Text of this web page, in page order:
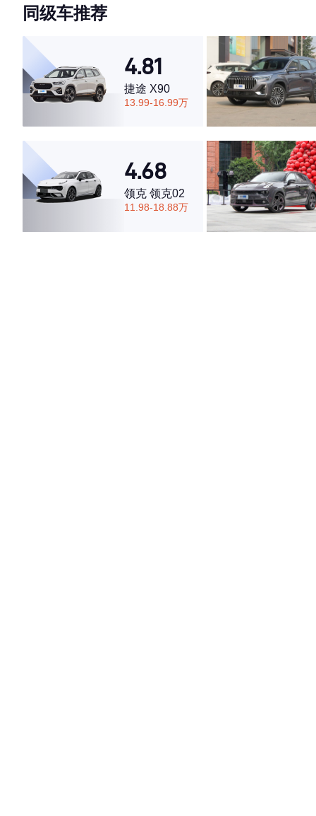
·空间表现一般，低于75%同级车
同级车推荐
4.81
捷途 X90
13.99-16.99万
4.68
领克 领克02
11.98-18.88万